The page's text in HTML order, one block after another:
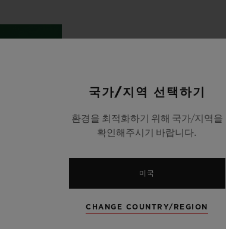
국가/지역 선택하기
환경을 최적화하기 위해 국가/지역을
확인해주시기 바랍니다.
미국
CHANGE COUNTRY/REGION